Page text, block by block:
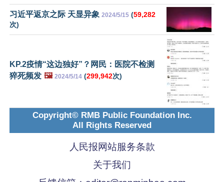
习近平返京之际 天显异象 2024/5/15 (59,282
次)
KP.2疫情“这边独好”？网民：医院不检测
猝死频发 🖼️ 2024/5/14 (299,942次)
Copyright© RMB Public Foundation Inc.
All Rights Reserved
人民报网站服务条款
关于我们